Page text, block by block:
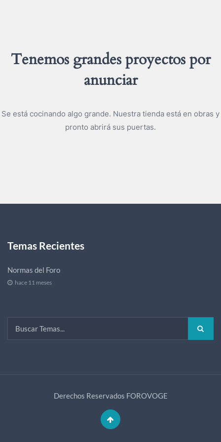
Tenemos grandes proyectos por
anunciar
Se está cocinando algo grande. Nuestra tienda está en obras y
pronto abrirá sus puertas.
Temas Recientes
Normas del Foro
hace 11 meses
Derechos Reservados FOROVOGE